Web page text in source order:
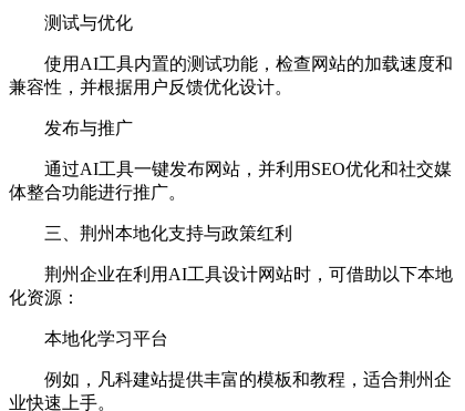
测试与优化
使用AI工具内置的测试功能，检查网站的加载速度和
兼容性，并根据用户反馈优化设计。
发布与推广
通过AI工具一键发布网站，并利用SEO优化和社交媒
体整合功能进行推广。
三、荆州本地化支持与政策红利
荆州企业在利用AI工具设计网站时，可借助以下本地
化资源：
本地化学习平台
例如，凡科建站提供丰富的模板和教程，适合荆州企
业快速上手。